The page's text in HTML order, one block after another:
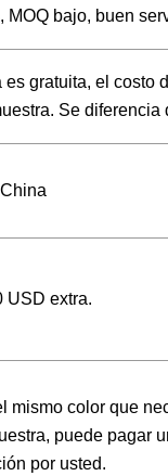
MOQ bajo, buen
gratuita, el costo
Se diferencia
USD extra.
mismo color que
puede pagar
por usted.